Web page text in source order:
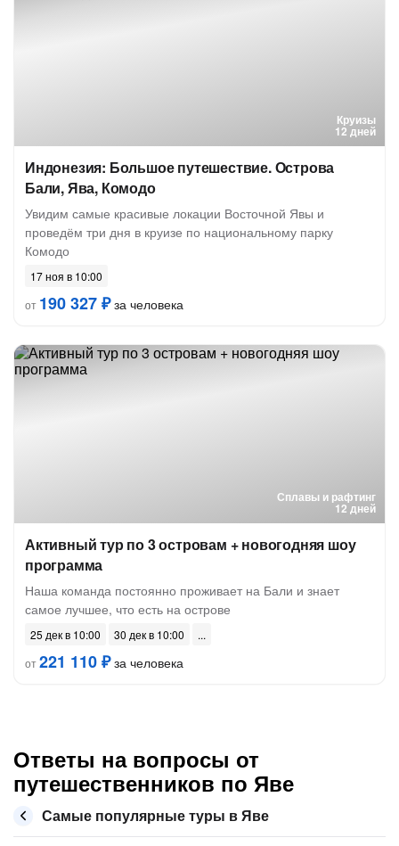
Круизы
12 дней
Индонезия: Большое путешествие. Острова
Бали, Ява, Комодо
Увидим самые красивые локации Восточной Явы и
проведём три дня в круизе по национальному парку
Комодо
17 ноя в 10:00
от 190 327 ₽за человека
Сплавы и рафтинг
12 дней
Активный тур по 3 островам + новогодняя шоу
программа
Наша команда постоянно проживает на Бали и знает
самое лучшее, что есть на острове
25 дек в 10:00
30 дек в 10:00
от221 110 ₽за человека
Ответы на вопросы от
путешественников по Яве
Самые популярные туры в Яве